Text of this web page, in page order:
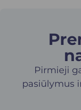
Pirmieji
pasiūlymus